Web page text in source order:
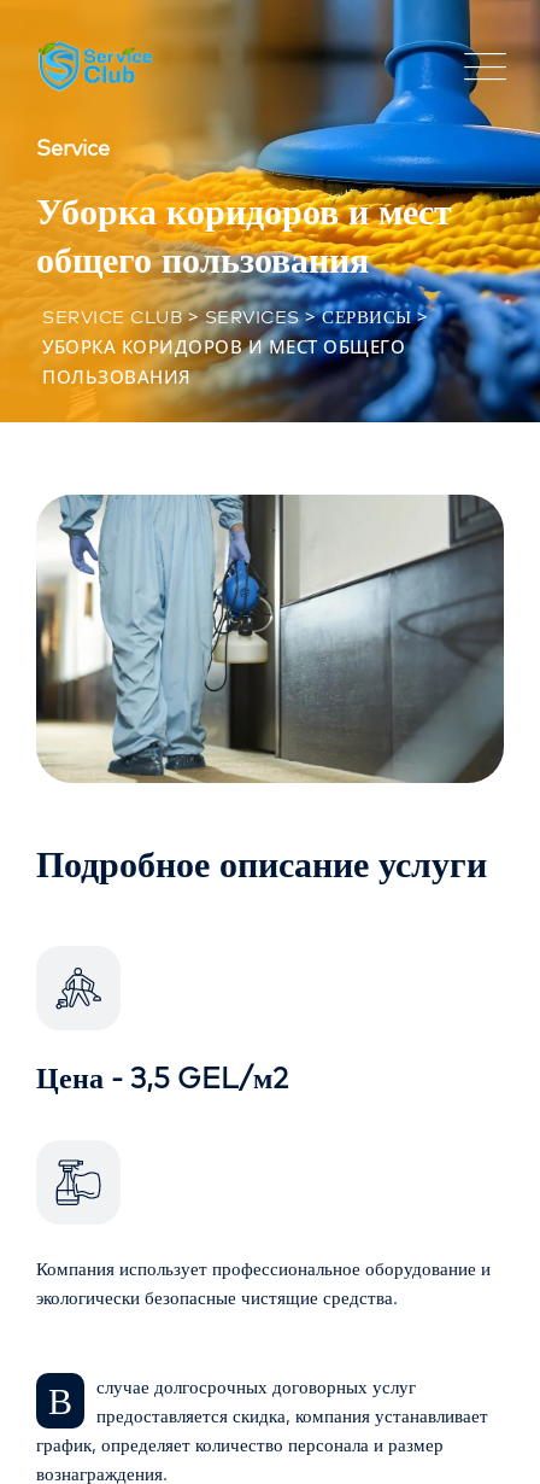
Service
Уборка коридоров и мест
общего пользования
SERVICE CLUB>SERVICES>СЕРВИСЫ>
УБОРКА КОРИДОРОВ И МЕСТ ОБЩЕГО
ПОЛЬЗОВАНИЯ
Подробное описание услуги
Цена - 3,5 GEL/м2
Компания использует профессиональное оборудование и
экологически безопасные чистящие средства.
В случае долгосрочных договорных услуг
предоставляется скидка, компания устанавливает
график, определяет количество персонала и размер
вознаграждения.